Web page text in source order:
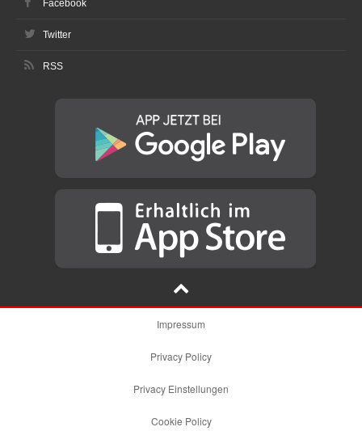
Facebook
Twitter
RSS
Impressum
Privacy Policy
Privacy Einstellungen
Cookie Policy